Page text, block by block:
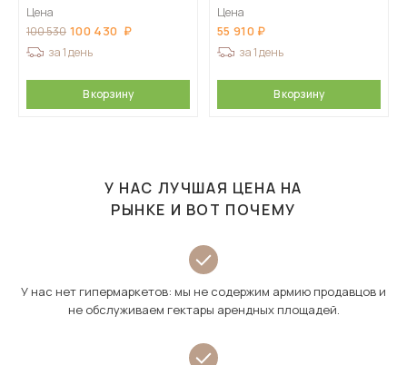
Цена
100 530 100 430
за 1 день
В корзину
Цена
55 910
за 1 день
В корзину
У НАС ЛУЧШАЯ ЦЕНА НА
РЫНКЕ И ВОТ ПОЧЕМУ
У нас нет гипермаркетов: мы не содержим армию продавцов и
не обслуживаем гектары арендных площадей.